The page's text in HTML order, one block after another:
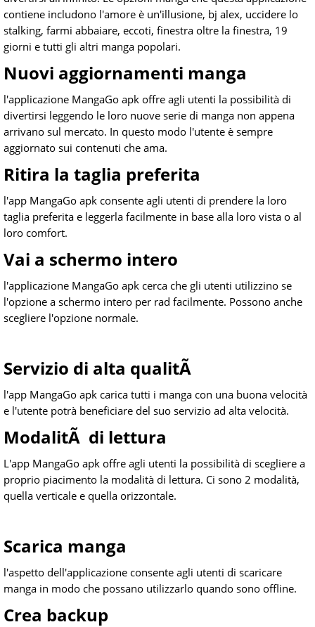
contiene includono l'amore è un'illusione, bj alex, uccidere lo
stalking, farmi abbaiare, eccoti, finestra oltre la finestra, 19
giorni e tutti gli altri manga popolari.
Nuovi aggiornamenti manga
l'applicazione MangaGo apk offre agli utenti la possibilità di
divertirsi leggendo le loro nuove serie di manga non appena
arrivano sul mercato. In questo modo l'utente è sempre
aggiornato sui contenuti che ama.
Ritira la taglia preferita
l'app MangaGo apk consente agli utenti di prendere la loro
taglia preferita e leggerla facilmente in base alla loro vista o al
loro comfort.
Vai a schermo intero
l'applicazione MangaGo apk cerca che gli utenti utilizzino se
l'opzione a schermo intero per rad facilmente. Possono anche
scegliere l'opzione normale.
Servizio di alta qualitÃ
l'app MangaGo apk carica tutti i manga con una buona velocità
e l'utente potrà beneficiare del suo servizio ad alta velocità.
ModalitÃ di lettura
L'app MangaGo apk offre agli utenti la possibilità di scegliere a
proprio piacimento la modalità di lettura. Ci sono 2 modalità,
quella verticale e quella orizzontale.
Scarica manga
l'aspetto dell'applicazione consente agli utenti di scaricare
manga in modo che possano utilizzarlo quando sono offline.
Crea backup